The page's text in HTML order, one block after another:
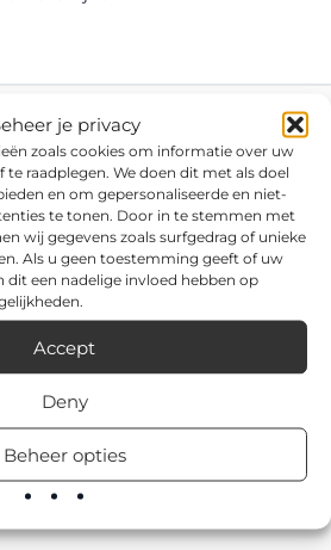
je privacy
zoals cookies om informatie over uw
te raadplegen. We doen dit met als doel
en om gepersonaliseerde en niet-
te tonen. Door in te stemmen met
wij gegevens zoals surfgedrag of unieke
Als u geen toestemming geeft of uw
een nadelige invloed hebben op
Accept
Deny
Beheer opties